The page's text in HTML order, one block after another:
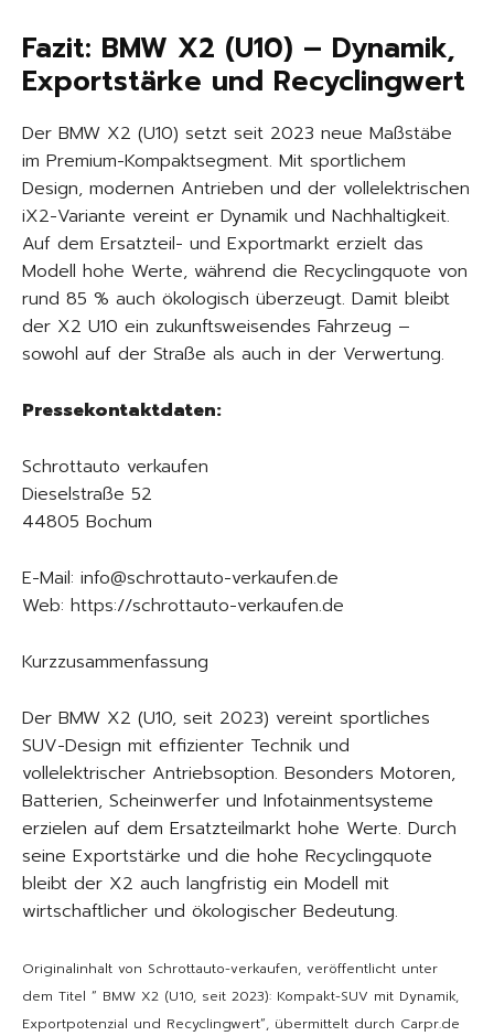
Fazit: BMW X2 (U10) – Dynamik,
Exportstärke und Recyclingwert
Der BMW X2 (U10) setzt seit 2023 neue Maßstäbe
im Premium-Kompaktsegment. Mit sportlichem
Design, modernen Antrieben und der vollelektrischen
iX2-Variante vereint er Dynamik und Nachhaltigkeit.
Auf dem Ersatzteil- und Exportmarkt erzielt das
Modell hohe Werte, während die Recyclingquote von
rund 85 % auch ökologisch überzeugt. Damit bleibt
der X2 U10 ein zukunftsweisendes Fahrzeug –
sowohl auf der Straße als auch in der Verwertung.
Pressekontaktdaten:
Schrottauto verkaufen
Dieselstraße 52
44805 Bochum
E-Mail: info@schrottauto-verkaufen.de
Web: https://schrottauto-verkaufen.de
Kurzzusammenfassung
Der BMW X2 (U10, seit 2023) vereint sportliches
SUV-Design mit effizienter Technik und
vollelektrischer Antriebsoption. Besonders Motoren,
Batterien, Scheinwerfer und Infotainmentsysteme
erzielen auf dem Ersatzteilmarkt hohe Werte. Durch
seine Exportstärke und die hohe Recyclingquote
bleibt der X2 auch langfristig ein Modell mit
wirtschaftlicher und ökologischer Bedeutung.
Originalinhalt von Schrottauto-verkaufen, veröffentlicht unter
dem Titel “ BMW X2 (U10, seit 2023): Kompakt-SUV mit Dynamik,
Exportpotenzial und Recyclingwert“, übermittelt durch Carpr.de